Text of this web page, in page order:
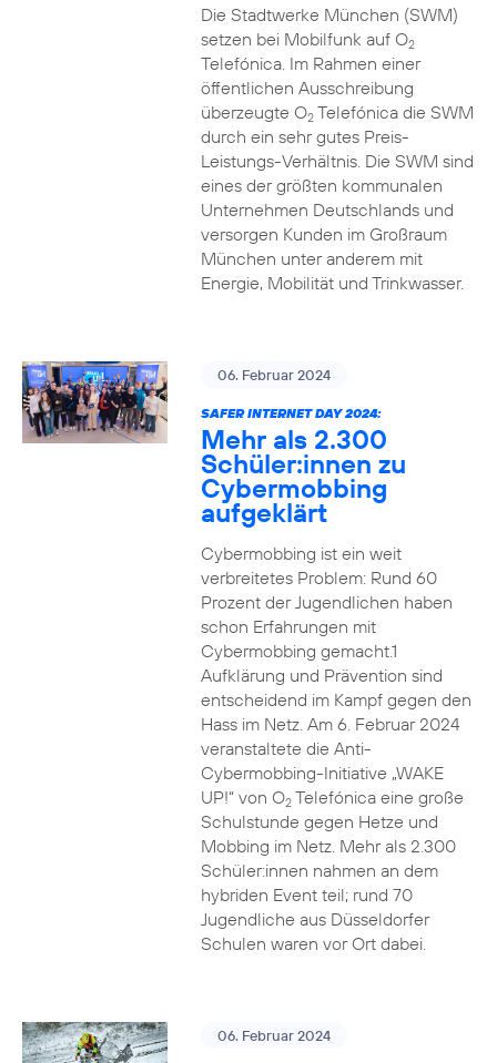
Die Stadtwerke München (SWM)
setzen bei Mobilfunk auf O2
Telefónica. Im Rahmen einer
öffentlichen Ausschreibung
überzeugte O2Telefónica die SWM
durch ein sehr gutes Preis-
Leistungs-Verhältnis. Die SWM sind
eines der größten kommunalen
Unternehmen Deutschlands und
versorgen Kunden im Großraum
München unter anderem mit
Energie, Mobilität und Trinkwasser.
06. Februar 2024
SAFER INTERNET DAY 2024:
Mehr als 2.300
Schüler:innen zu
Cybermobbing
aufgeklärt
Cybermobbing ist ein weit
verbreitetes Problem: Rund 60
Prozent der Jugendlichen haben
schon Erfahrungen mit
Cybermobbing gemacht.1
Aufklärung und Prävention sind
entscheidend im Kampf gegen den
Hass im Netz. Am 6. Februar 2024
veranstaltete die Anti-
Cybermobbing-Initiative „WAKE
UP!“ von O2Telefónica eine große
Schulstunde gegen Hetze und
Mobbing im Netz. Mehr als 2.300
Schüler:innen nahmen an dem
hybriden Event teil; rund 70
Jugendliche aus Düsseldorfer
Schulen waren vor Ort dabei.
06. Februar 2024